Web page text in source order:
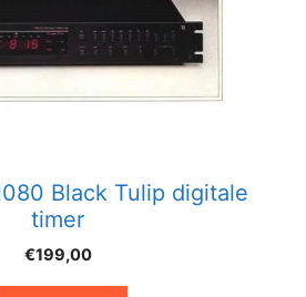
Black Tulip digitale
timer
€199,00